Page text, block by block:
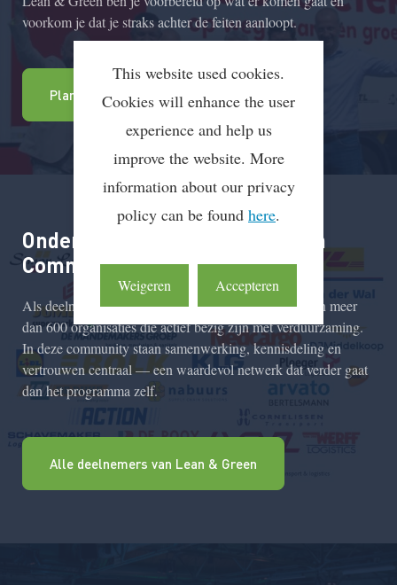
voorkom je dat je straks achter de feiten aanloopt.
Plan een gratis kennismaking in
Onderdeel van de Lean & Green
Community
Als deelnemer word je onderdeel van een netwerk van meer
dan 600 organisaties die actief bezig zijn met verduurzaming.
In deze community staan samenwerking, kennisdeling en
vertrouwen centraal — een waardevol netwerk dat verder gaat
dan het programma zelf.
Alle deelnemers van Lean & Green
This website used cookies.
Cookies will enhance the user
experience and help us
improve the website. More
information about our privacy
policy can be found here.
Weigeren Accepteren